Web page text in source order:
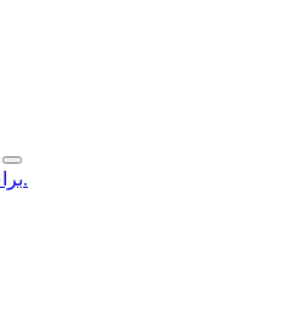
برای محصولات بیشتر کلیک کنید.